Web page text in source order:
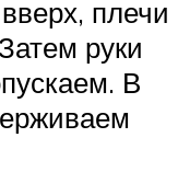
плечи
руки
В